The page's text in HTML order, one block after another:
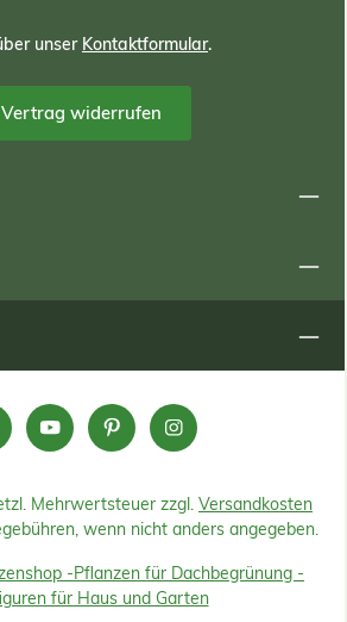
unser Kontaktformular.
Vertrag widerrufen
Mehrwertsteuer zzgl. Versandkosten
wenn nicht anders angegeben.
-Pflanzen für Dachbegrünung -
für Haus und Garten